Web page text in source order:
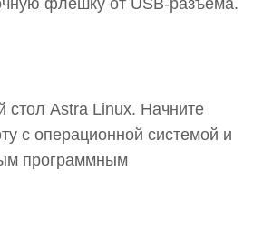
стол Astra Linux. Начните
с операционной системой и
программным